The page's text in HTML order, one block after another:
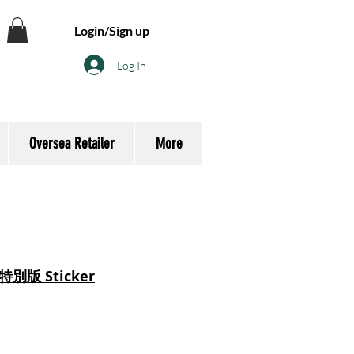
Login/Sign up
Log In
Oversea Retailer More
別版 Sticker